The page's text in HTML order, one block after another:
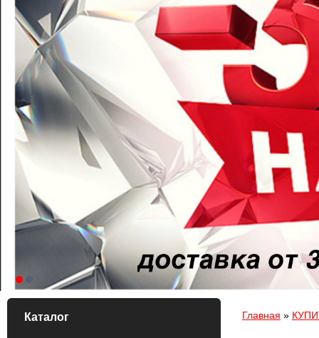
Каталог Вы здесь
Главная »